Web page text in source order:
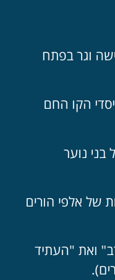
וגר בפתח
הקו החם
נוער
של אלפי הורים
ואת "העתיד